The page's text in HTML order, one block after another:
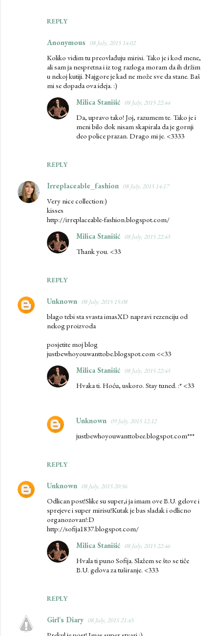
REPLY
Anonymous 08 July, 2015 14:02
Koliko vidim tu preovlađuju mirisi. Tako je i kod mene,
ali sam ja nespretna i iz tog razloga moram da ih držim
u nekoj kutiji. Najgore je kad ne može sve da stane. Baš
mi se dopada ova ideja. :)
REPLY
Milica Stanišić 08 July, 2015 22:44
Da, upravo tako! Joj, razumem te. Tako je i
meni bilo dok nisam skapirala da je gornji
deo police prazan. Drago mi je. <3333
Irreplaceable_fashion 08 July, 2015 14:17
Very nice collection:)
kisses
http://irreplaceable-fashion.blogspot.com/
REPLY
Milica Stanišić 08 July, 2015 22:45
Thank you. <33
Unknown 08 July, 2015 15:08
blago tebi sta svasta imasXD napravi rezenciju od
nekog proizvoda
posjetite moj blog
justbewhoyouwanttobe.blogspot.com <<33
REPLY
Milica Stanišić 08 July, 2015 22:45
Hvaka ti. Hoću, uskoro. Stay tuned. :* <33
Unknown 09 July, 2015 12:12
justbewhoyouwanttobee.blogspot.com***
Unknown 08 July, 2015 20:56
Odlican post!Slike su super,i ja imam ove B.U. gelove i
sprejeve i super mirisu!Kutak je bas sladak i odlicno
organozovan!:D
http://sofija1837.blogspot.com/
REPLY
Milica Stanišić 08 July, 2015 22:46
Hvala ti puno Sofija. Slažem se što se tiče
B.U. gelova za tuširanje. <333
Girl's Diary 08 July, 2015 21:45